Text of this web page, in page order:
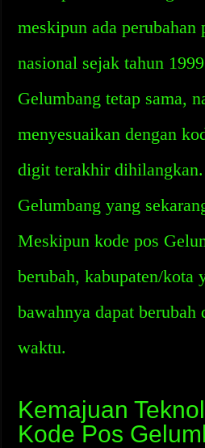
meskipun ada perubahan
nasional sejak tahun
Gelumbang tetap sama,
menyesuaikan dengan
digit terakhir
Gelumbang yang
Meskipun kode pos
berubah, kabupaten/kota
bawahnya dapat berubah
waktu.
Kemajuan
Kode Pos